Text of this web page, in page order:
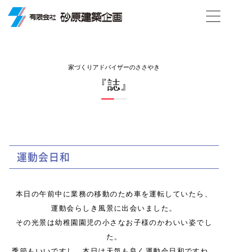
家づくりアドバイザーのささやき
『誌』
運動会日和
本日の午前中に業務の移動のため車を運転していたら、
運動会らしき風景に出会いました。
その光景は幼稚園園児の小さなお子様のかわいい姿でし
た。